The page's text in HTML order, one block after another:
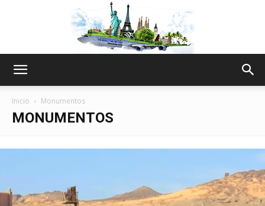
Thru
Inicio Monumentos
MONUMENTOS